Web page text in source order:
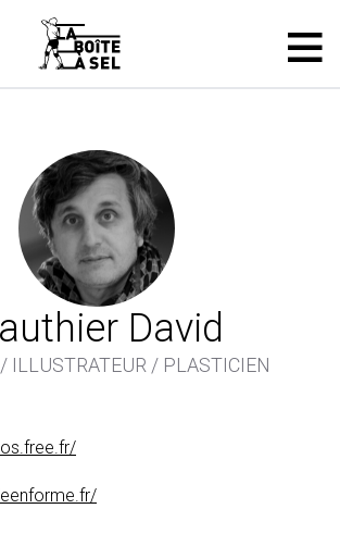
David
ILLUSTRATEUR / PLASTICIEN